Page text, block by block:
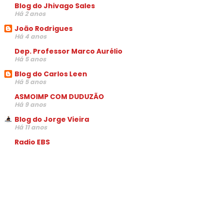
Blog do Jhivago Sales
Há 2 anos
João Rodrigues
Há 4 anos
Dep. Professor Marco Aurélio
Há 5 anos
Blog do Carlos Leen
Há 5 anos
ASMOIMP COM DUDUZÃO
Há 9 anos
Blog do Jorge Vieira
Há 11 anos
Radio EBS